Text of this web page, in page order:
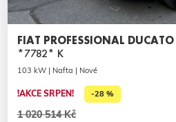
FIAT PROFESSIONAL DUCATO
*7782* K
103 kW | Nafta | Nové
!AKCE SRPEN! -28 %
1 020 514 Kč